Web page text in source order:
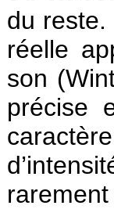
du reste.
réelle
son
précise